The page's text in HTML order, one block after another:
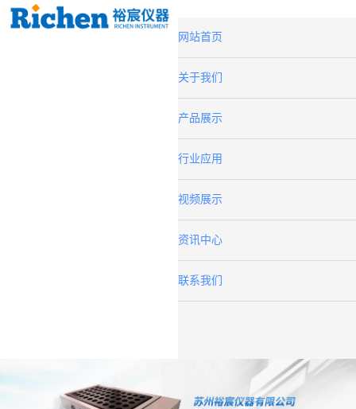
网站首页
关于我们
产品展示
行业应用
视频展示
资讯中心
联系我们